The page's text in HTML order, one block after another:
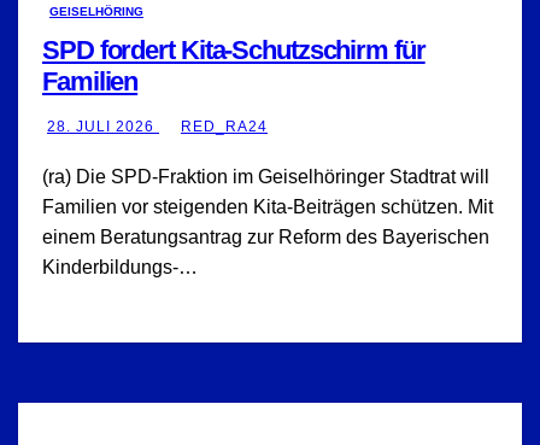
GEISELHÖRING
SPD fordert Kita-Schutzschirm für
Familien
28. JULI 2026 RED_RA24
(ra) Die SPD-Fraktion im Geiselhöringer Stadtrat will
Familien vor steigenden Kita-Beiträgen schützen. Mit
einem Beratungsantrag zur Reform des Bayerischen
Kinderbildungs-…